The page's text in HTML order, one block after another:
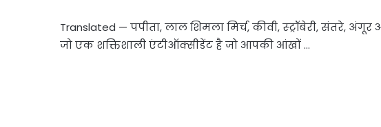
Translated — पपीता, लाल शिमला मिर्च, कीवी, स्ट्रॉबेरी, संतरे,
जो एक शक्तिशाली एंटीऑक्सीडेंट है जो आपकी आंखों …